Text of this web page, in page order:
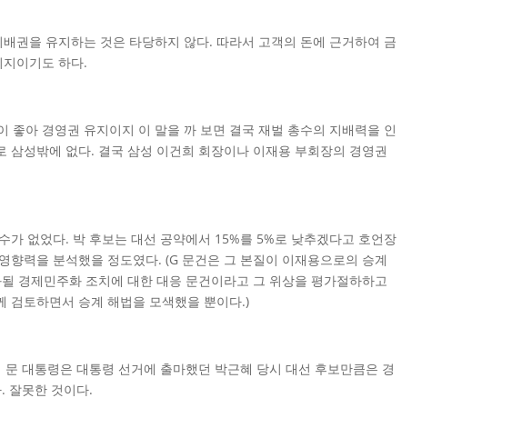
권을 유지하는 것은 타당하지 않다. 따라서 고객의 돈에 근거하여 금
이기도 하다.
좋아 경영권 유지이지 이 말을 까 보면 결국 재벌 총수의 지배력을 인
성밖에 없다. 결국 삼성 이건희 회장이나 이재용 부회장의 경영권
없었다. 박 후보는 대선 공약에서 15%를 5%로 낮추겠다고 호언장
력을 분석했을 정도였다. (G 문건은 그 본질이 이재용으로의 승계
경제민주화 조치에 대한 대응 문건이라고 그 위상을 평가절하하고
검토하면서 승계 해법을 모색했을 뿐이다.)
대통령은 대통령 선거에 출마했던 박근혜 당시 대선 후보만큼은 경
잘못한 것이다.